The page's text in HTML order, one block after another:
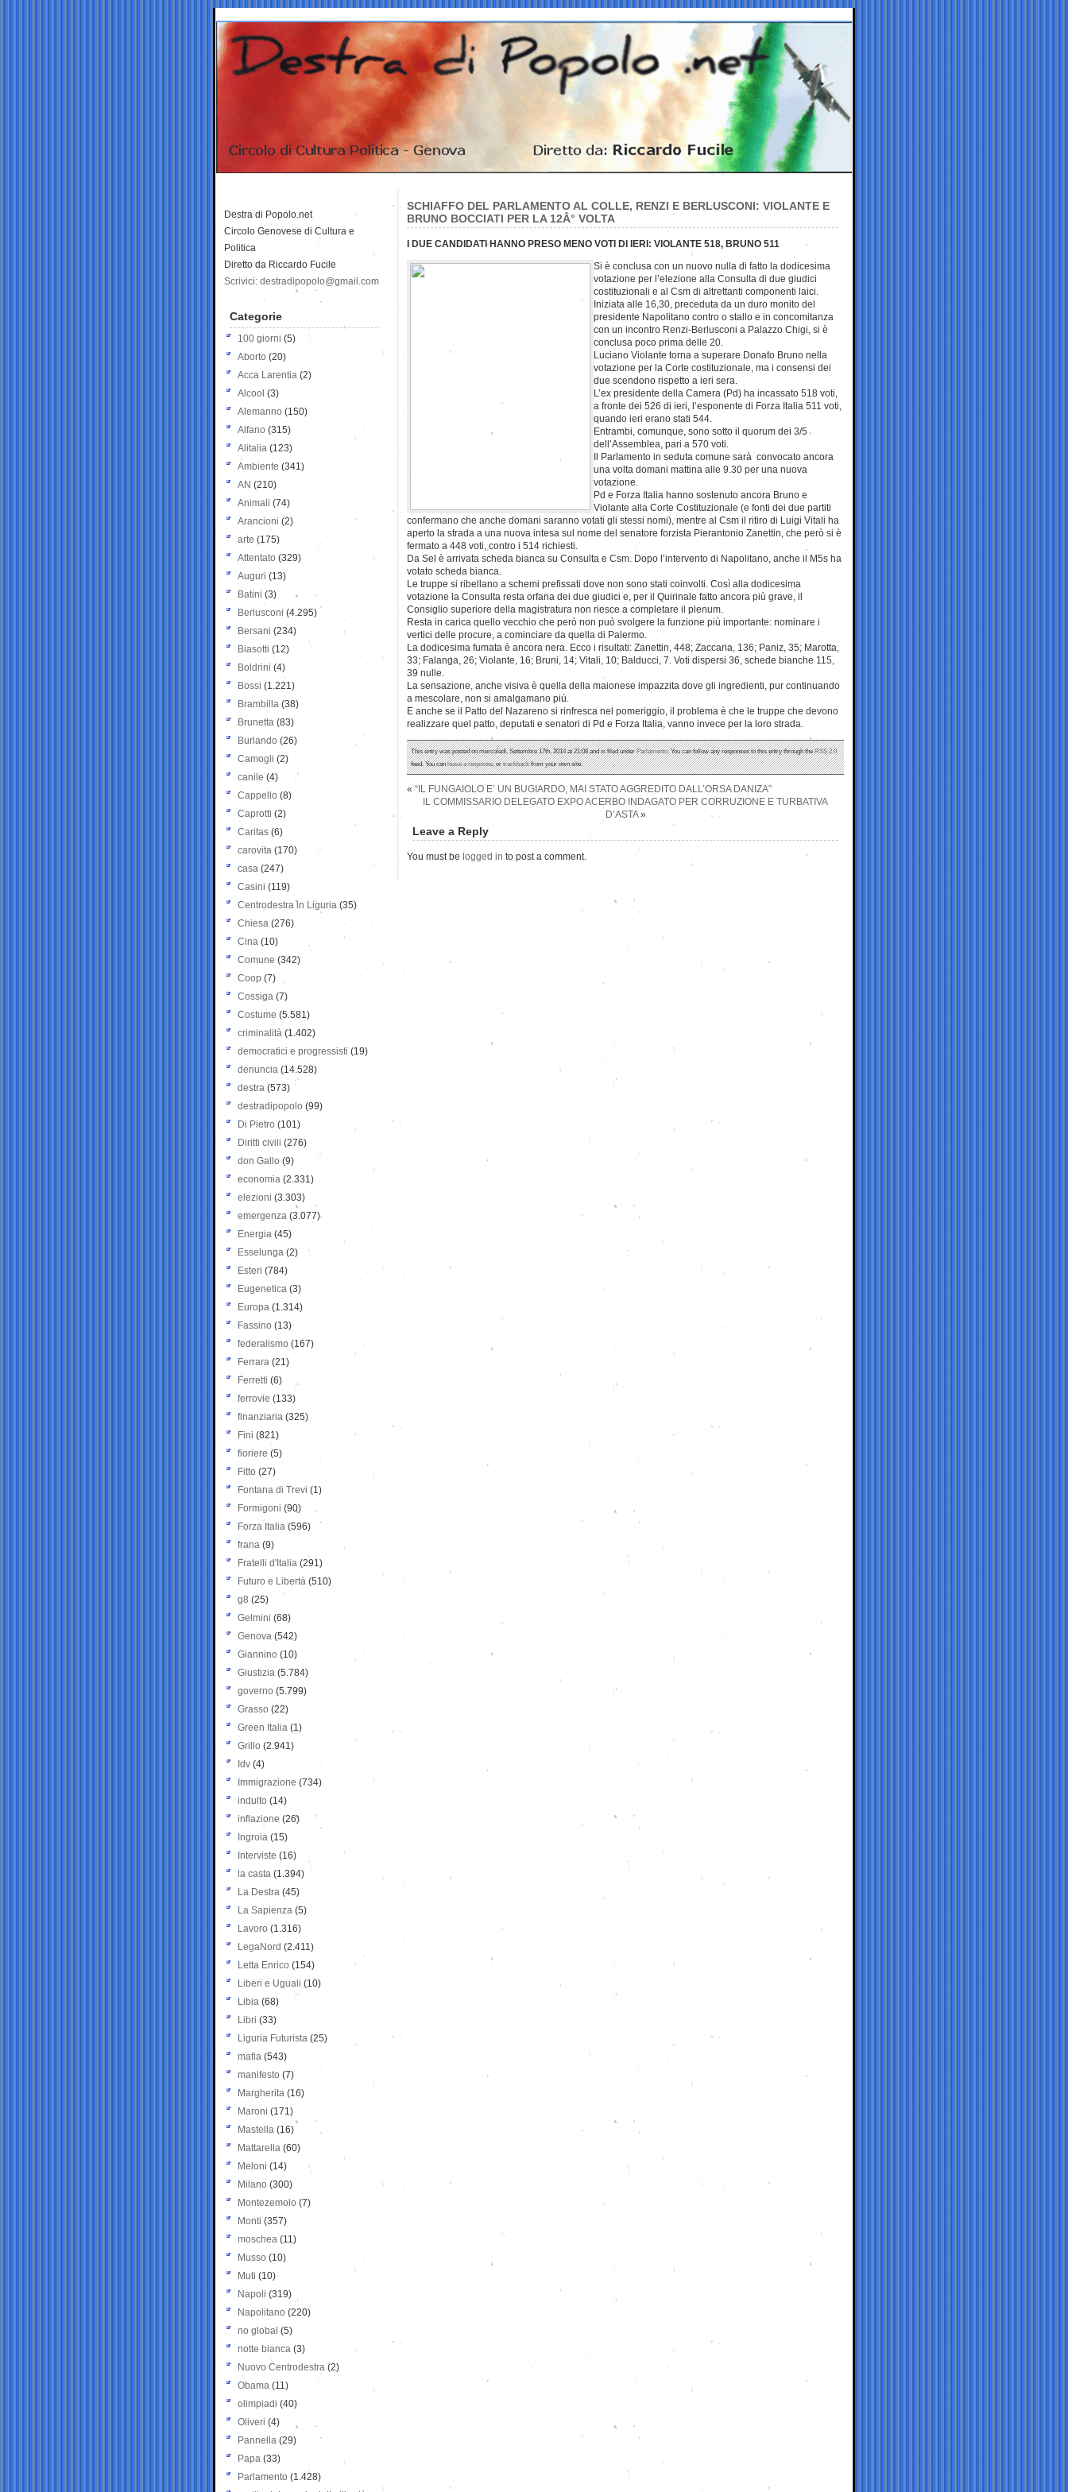
SCHIAFFO DEL PARLAMENTO AL COLLE, RENZI E BERLUSCONI: VIOLANTE E
BRUNO BOCCIATI PER LA 12Â° VOLTA
I DUE CANDIDATI HANNO PRESO MENO VOTI DI IERI: VIOLANTE 518, BRUNO 511
Si è conclusa con un nuovo nulla di fatto la dodicesima
votazione per l’elezione alla Consulta di due giudici
costituzionali e al Csm di altrettanti componenti laici.
Iniziata alle 16,30, preceduta da un duro monito del
presidente Napolitano contro o stallo e in concomitanza
con un incontro Renzi-Berlusconi a Palazzo Chigi, si è
conclusa poco prima delle 20.
Luciano Violante torna a superare Donato Bruno nella
votazione per la Corte costituzionale, ma i consensi dei
due scendono rispetto a ieri sera.
L’ex presidente della Camera (Pd) ha incassato 518 voti,
a fronte dei 526 di ieri, l’esponente di Forza Italia 511 voti,
quando ieri erano stati 544.
Entrambi, comunque, sono sotto il quorum dei 3/5
dell’Assemblea, pari a 570 voti.
Il Parlamento in seduta comune sarà convocato ancora
una volta domani mattina alle 9.30 per una nuova
votazione.
Pd e Forza Italia hanno sostenuto ancora Bruno e
Violante alla Corte Costituzionale (e fonti dei due partiti
confermano che anche domani saranno votati gli stessi nomi), mentre al Csm il ritiro di Luigi Vitali ha
aperto la strada a una nuova intesa sul nome del senatore forzista Pierantonio Zanettin, che però si è
fermato a 448 voti, contro i 514 richiesti.
Da Sel è arrivata scheda bianca su Consulta e Csm. Dopo l’intervento di Napolitano, anche il M5s ha
votato scheda bianca.
Le truppe si ribellano a schemi prefissati dove non sono stati coinvolti. Così alla dodicesima
votazione la Consulta resta orfana dei due giudici e, per il Quirinale fatto ancora più grave, il
Consiglio superiore della magistratura non riesce a completare il plenum.
Resta in carica quello vecchio che però non può svolgere la funzione più importante: nominare i
vertici delle procure, a cominciare da quella di Palermo.
La dodicesima fumata è ancora nera. Ecco i risultati: Zanettin, 448; Zaccaria, 136; Paniz, 35; Marotta,
33; Falanga, 26; Violante, 16; Bruni, 14; Vitali, 10; Balducci, 7. Voti dispersi 36, schede bianche 115,
39 nulle.
La sensazione, anche visiva è quella della maionese impazzita dove gli ingredienti, pur continuando
a mescolare, non si amalgamano più.
E anche se il Patto del Nazareno si rinfresca nel pomeriggio, il problema è che le truppe che devono
realizzare quel patto, deputati e senatori di Pd e Forza Italia, vanno invece per la loro strada.
This entry was posted on mercoledì, Settembre 17th, 2014 at 21:08 and is filed underParlamento. You can follow any responses to this entry through theRSS 2.0
feed. You canleave a response, ortrackbackfrom your own site.
« “IL FUNGAIOLO E’ UN BUGIARDO, MAI STATO AGGREDITO DALL’ORSA DANIZA”
IL COMMISSARIO DELEGATO EXPO ACERBO INDAGATO PER CORRUZIONE E TURBATIVA
D’ASTA»
Leave a Reply
You must be logged in to post a comment.
Destra di Popolo.net
Circolo Genovese di Cultura e
Politica
Diretto da Riccardo Fucile
Scrivici: destradipopolo@gmail.com
Categorie
100 giorni (5)
Aborto (20)
Acca Larentia (2)
Alcool (3)
Alemanno (150)
Alfano (315)
Alitalia (123)
Ambiente (341)
AN (210)
Animali (74)
Arancioni (2)
arte (175)
Attentato (329)
Auguri (13)
Batini (3)
Berlusconi (4.295)
Bersani (234)
Biasotti (12)
Boldrini (4)
Bossi (1.221)
Brambilla (38)
Brunetta (83)
Burlando (26)
Camogli (2)
canile (4)
Cappello (8)
Caprotti (2)
Caritas (6)
carovita (170)
casa (247)
Casini (119)
Centrodestra in Liguria (35)
Chiesa (276)
Cina (10)
Comune (342)
Coop (7)
Cossiga (7)
Costume (5.581)
criminalità (1.402)
democratici e progressisti (19)
denuncia (14.528)
destra (573)
destradipopolo (99)
Di Pietro (101)
Diritti civili (276)
don Gallo (9)
economia (2.331)
elezioni (3.303)
emergenza (3.077)
Energia (45)
Esselunga (2)
Esteri (784)
Eugenetica (3)
Europa (1.314)
Fassino (13)
federalismo (167)
Ferrara (21)
Ferretti (6)
ferrovie (133)
finanziaria (325)
Fini (821)
fioriere (5)
Fitto (27)
Fontana di Trevi (1)
Formigoni (90)
Forza Italia (596)
frana (9)
Fratelli d'Italia (291)
Futuro e Libertà (510)
g8 (25)
Gelmini (68)
Genova (542)
Giannino (10)
Giustizia (5.784)
governo (5.799)
Grasso (22)
Green Italia (1)
Grillo (2.941)
Idv (4)
Immigrazione (734)
indulto (14)
inflazione (26)
Ingroia (15)
Interviste (16)
la casta (1.394)
La Destra (45)
La Sapienza (5)
Lavoro (1.316)
LegaNord (2.411)
Letta Enrico (154)
Liberi e Uguali (10)
Libia (68)
Libri (33)
Liguria Futurista (25)
mafia (543)
manifesto (7)
Margherita (16)
Maroni (171)
Mastella (16)
Mattarella (60)
Meloni (14)
Milano (300)
Montezemolo (7)
Monti (357)
moschea (11)
Musso (10)
Muti (10)
Napoli (319)
Napolitano (220)
no global (5)
notte bianca (3)
Nuovo Centrodestra (2)
Obama (11)
olimpiadi (40)
Oliveri (4)
Pannella (29)
Papa (33)
Parlamento (1.428)